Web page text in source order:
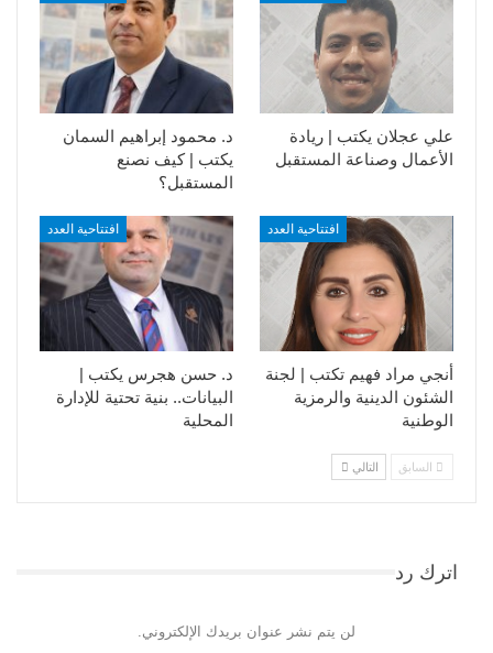
د. محمود إبراهيم السمان
يكتب | كيف نصنع
المستقبل؟
علي عجلان يكتب | ريادة
الأعمال وصناعة المستقبل
افتتاحية العدد
د. حسن هجرس يكتب |
البيانات.. بنية تحتية للإدارة
المحلية
افتتاحية العدد
أنجي مراد فهيم تكتب | لجنة
الشئون الدينية والرمزية
الوطنية
السابق التالي
اترك رد
لن يتم نشر عنوان بريدك الإلكتروني.